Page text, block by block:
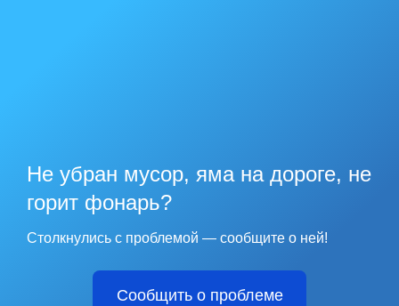
Не убран мусор, яма на дороге, не
горит фонарь?
Столкнулись с проблемой — сообщите о ней!
Сообщить о проблеме